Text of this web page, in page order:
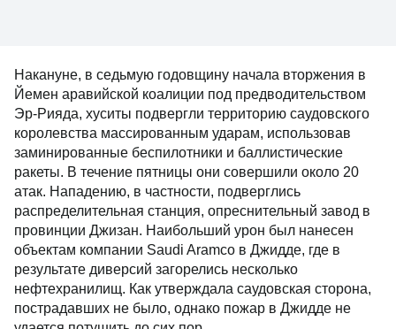
Накануне, в седьмую годовщину начала вторжения в
Йемен аравийской коалиции под предводительством
Эр-Рияда, хуситы подвергли территорию саудовского
королевства массированным ударам, использовав
заминированные беспилотники и баллистические
ракеты. В течение пятницы они совершили около 20
атак. Нападению, в частности, подверглись
распределительная станция, опреснительный завод в
провинции Джизан. Наибольший урон был нанесен
объектам компании Saudi Aramco в Джидде, где в
результате диверсий загорелись несколько
нефтехранилищ. Как утверждала саудовская сторона,
пострадавших не было, однако пожар в Джидде не